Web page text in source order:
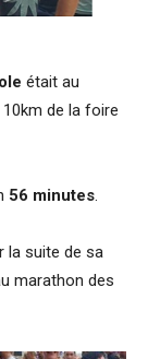
était au
de la foire
56 minutes.
la suite de sa
marathon des